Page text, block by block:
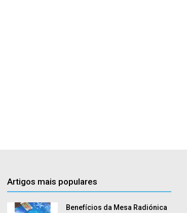
Artigos mais populares
Benefícios da Mesa Radiónica